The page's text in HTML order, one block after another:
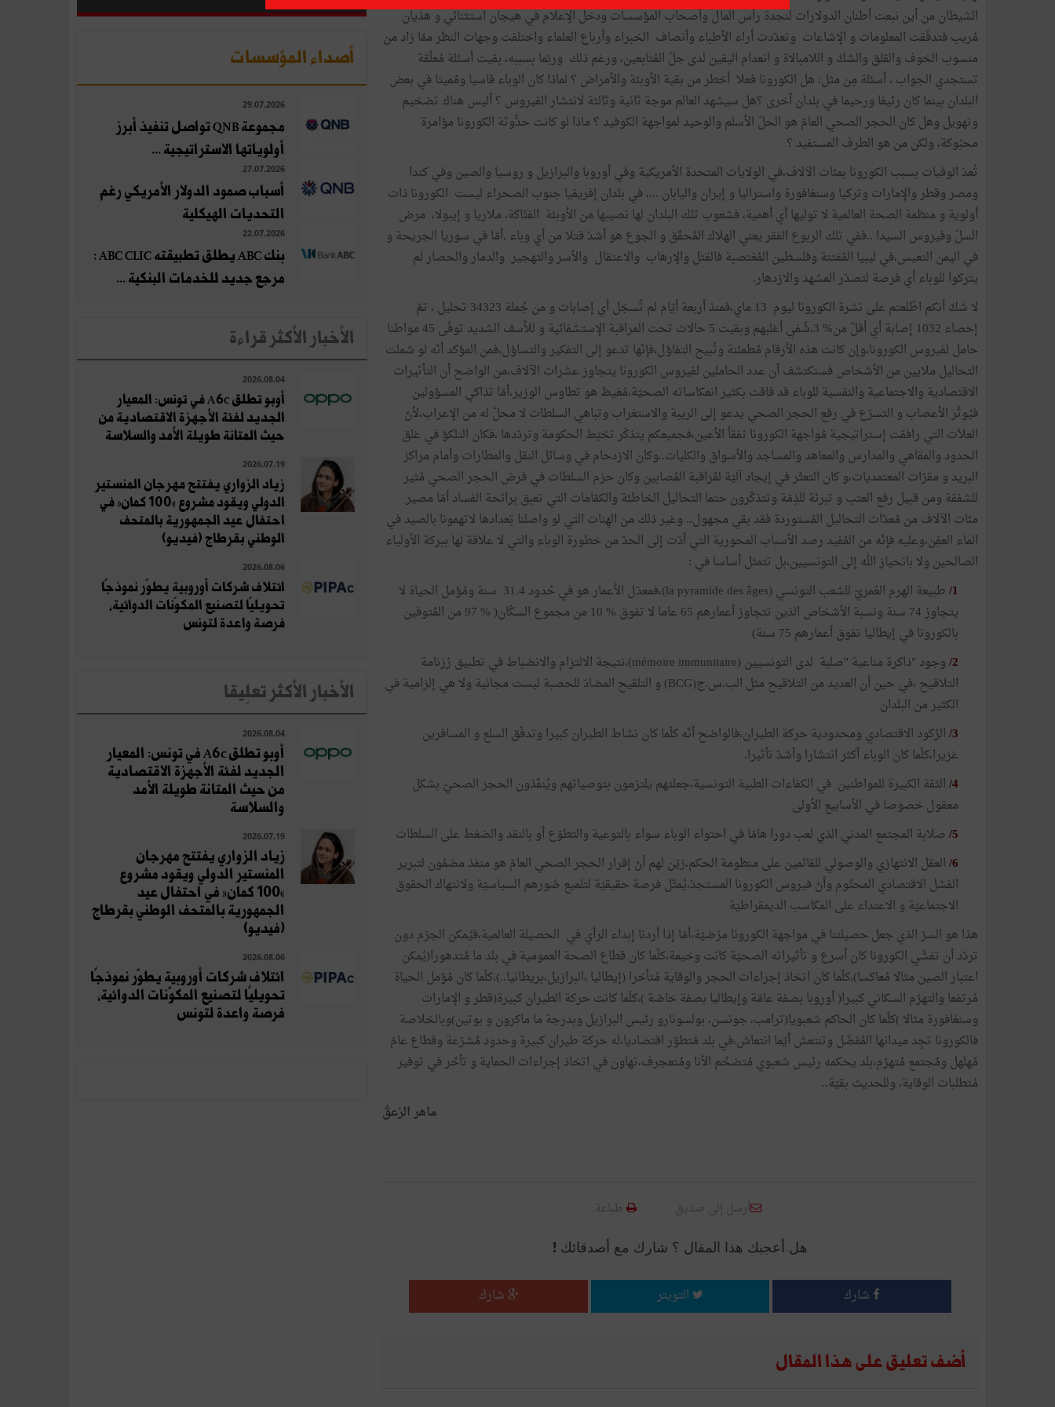
الشيطان من أين نبعت أطنان الدولارات لنجدة رأس المال وأصحاب المؤسسات ودخل الإعلام في هيجان استثنائي و هذيان
مُريب فتدفّقت المعلومات و الإشاعات وتعدّدت أراء الأطباء وأنصاف الخبراء وأرباع العلماء واختلفت وجهات النظر ممّا زاد من
منسوب الخوف والقلق والشكّ و اللامبالاة و انعدام اليقين لدى جلّ المُتابعين، ورغم ذلك وربّما بسببه، بقيت أسئلة مُعلّقة
تستجدي الجواب ، أسئلة مِن مثل: هل الكورونا فعلا أخطر من بقية الأوبئة والأمراض ؟ لماذا كان الوباء قاسيا ومُميتا في بعض
البلدان بينما كان رئيفا ورحيما في بلدان أخرى ؟هل سيشهد العالم موجة ثانية وثالثة لانتشار الفيروس ؟ أليس هناك تضخيم
وتهويل وهل كان الحجر الصحي العامّ هو الحلّ الأسلم والوحيد لمواجهة الكوفيد ؟ ماذا لو كانت حدُّوثة الكورونا مؤامرة
محبُوكة، ولكن من هو الطرف المستفيد ؟
تُعدّ الوفيات بسبب الكورونا بمئات الآلاف،في الولايات المتحدة الأمريكية وفي أوروبا والبرازيل و روسيا والصين وفي كندا
ومصر وقطر والإمارات وتركيا وسنغافورة واستراليا و إيران واليابان ...، في بلدان إفريقيا جنوب الصحراء ليست الكورونا ذات
أولوية و منظمة الصحة العالمية لا توليها أي أهمية، فشعوب تلك البلدان لها نصيبها من الأوبئة الفتّاكة، ملاريا و إيبولا، مرض
السلّ وفيروس السيدا ..ففي تلك الربوع الفقر يعني الهلاك المُحقّق و الجوع هو أشدّ قتلا من أي وباء .أمّا في سوريا الجريحة و
في اليمن التعيس،في ليبيا المُفتتة وفلسطين المُغتصبة فالقتل والإرهاب والاعتقال والأسر والتهجير والدمار والحصار لم
يتركوا للوباء أي فرصة لتصدّر المشهد والازدهار.
لا شكّ أنكم اطّلعتم على نشرة الكورونا ليوم 13 ماي،فمنذ أربعة أيّام لم تُسجّل أي إصابات و من جُملة 34323 تحليل ، تمّ
إحصاء 1032 إصابة أي أقلّ من% 3،شُفي أغلبهم وبقيت 5 حالات تحت المراقبة الإستشفائية و للأسف الشديد توفّى 45 مواطنا
حامل لفيروس الكورونا،وإن كانت هذه الأرقام مُطمئنة وتُبيح التفاؤل،فإنّها تدعو إلى التفكير والتساؤل،فمن المؤكد أنّه لو شملت
التحاليل ملايين من الأشخاص فسنكتشف أن عدد الحاملين لفيروس الكورونا يتجاوز عشرات الآلاف،من الواضح أن التأثيرات
الاقتصادية والاجتماعية والنفسية للوباء قد فاقت بكثير انعكاساته الصحيّة،مُغيظ هو تطاوس الوزير،أمّا تذاكي المسؤولين
فيُوتِّر الأعصاب و التسرّع في رفع الحجر الصحي يدعو إلى الريبة والاستغراب وتباهي السلطات لا محلّ له من الإعراب،لأنّ
العلاّت التي رافقت إستراتيجية مُواجهة الكورونا تفقأ الأعين،فجميعكم يتذكّر تخبّط الحكومة وتردّدها ،فكان التلكؤ في غلق
الحدود والمقاهي والمدارس والمعاهد والمساجد والأسواق والكليات..وكان الازدحام في وسائل النقل والمطارات وأمام مراكز
البريد و مقرّات المعتمديات،و كان التعثّر في إيجاد آليّة لمُراقبة المُصابين وكان حزم السلطات في فرض الحجر الصحي مُثير
للشفقة ومن قبيل رفع العتب و تبرئة للذِمّة وتتذكّرون حتما التحاليل الخاطئة والكمّامات التي تعبق برائحة الفساد أمّا مصير
مئات الآلاف من مُعدّات التحاليل المُستوردة فقد بقي مجهول.. وغير ذلك من الهِنات التي لو واصلنا تِعدادها لاتهمونا بالصيد في
الماء العفِن،وعليه فإنّه من المُفيد رصد الأسباب المحورية التي أدّت إلى الحدّ من خطورة الوباء والتي لا علاقة لها ببركة الأولياء
الصالحين ولا بانحياز الله إلى التونسيين،بل تتمثل أساسا في :
1/
طبيعة الهرم العُمريّ للشعب التونسي (la pyramide des âges)،فمعدّل الأعمار هو في حُدود 31.4 سنة ومُؤمل الحياة لا
يتجاوز 74 سنة ونسبة الأشخاص الذين تتجاوز أعمارهم 65 عاما لا تفوق % 10 من مجموع السكّان( % 97 من المُتوفين
بالكورونا في إيطاليا تفوق أعمارهم 75 سنة)
2/
وجود "ذاكرة مناعية "صلبة لدى التونسيين (mémoire immunitaire)،نتيجة الالتزام والانضباط في تطبيق رُزنامة
التلاقيح ،في حين أن العديد من التلاقيح مثل الب.س.ج(BCG) و التلقيح المضادّ للحصبة ليست مجانية ولا هي إلزامية في
الكثير من البلدان
3/ الرُكود الاقتصادي ومحدودية حركة الطيران،فالواضح أنّه كلّما كان نشاط الطيران كبيرا وتدفّق السلع و المسافرين
غزيرا،كلّما كان الوباء أكثر انتشارا وأشدّ تأثيرا.
4/ الثقة الكبيرة للمواطنين في الكفاءات الطبية التونسية،جعلتهم يلتزمون بتوصياتهم ويُنفّذون الحجر الصحيّ بشكل
معقول خصوصا في الأسابيع الأولى
5/ صلابة المجتمع المدني الذي لعب دورا هامّا في احتواء الوباء سواء بالتوعية والتطوّع أو بالنقد والضغط على السلطات
6/ العقل الانتهازي والوصولي للقائمين على منظومة الحكم،زيّن لهم أنّ إقرار الحجر الصحي العامّ هو منفذ مضمُون لتبرير
الفشل الاقتصادي المحتُوم وأنّ فيروس الكورونا المستجدّ،يُمثّل فرصة حقيقيّة لتلميع صُورهم السياسيّة ولانتهاك الحقوق
الاجتماعيّة و الاعتداء على المكاسب الديمقراطيّة
هذا هو السرّ الذي جعل حصيلتنا في مواجهة الكورونا مرْضيّة،أمّا إذا أردنا إبداء الرأي في الحصيلة العالمية،فيُمكن الجزم دون
تردّد أن تفشّي الكورونا كان أسرع و تأثيراته الصحيّة كانت وخيمة،كلّما كان قطاع الصحة العمومية في بلد ما مُتدهورا(يُمكن
اعتبار الصين مثالا مُعاكسا)،كلّما كان اتخاذ إجراءات الحجر والوقاية مُتأخرا (إيطاليا ،البرازيل،بريطانيا..)،كلّما كان مُؤمل الحياة
مُرتفعا والتهرّم السكاني كبيرا( أوروبا بصفة عامّة وإيطاليا بصفة خاصّة )،كلّما كانت حركة الطيران كبيرة(قطر و الإمارات
وسنغافورة مثالا )كلّما كان الحاكم شعبويا(ترامب، جونسن، بولسونارو رئيس البرازيل وبدرجة ما ماكرون و بوتين)وبالخلاصة
فالكورونا تجِد ميدانها المُفضّل وتنتعش أيّما انتعاش،في بلد مُتطوّر اقتصاديا،له حركة طيران كبيرة وحدود مُشرّعة وقطاع عامّ
مُهلهل ومُجتمع مُتهرّم،بلد يحكمه رئيس شعبوي مُتضخّم الأنا ومُتعجرف،تهاون في اتخاذ إجراءات الحماية و تأخّر في توفير
مُتطلبات الوقاية، وللحديث بقيّة..
ماهر الزعڨ
أرسل إلى صديق طباعة
هل أعجبك هذا المقال ؟ شارك مع أصدقائك !
شارك التويتر شارك
أضف تعليق على هذا المقال
أصداء المؤسسات
29.07.2026
مجموعة QNB تواصل تنفيذ أبرز
أولوياتها الاستراتيجية ...
27.07.2026
أسباب صمود الدولار الأمريكي رغم
التحديات الهيكلية
22.07.2026
بنك ABC يطلق تطبيقته ABC CLIC :
مرجع جديد للخدمات البنكية ...
الأخبار الأكثر قراءة
2026.08.04
أوبو تطلق A6c في تونس: المعيار
الجديد لفئة الأجهزة الاقتصادية من
حيث المتانة طويلة الأمد والسلاسة
2026.07.19
زياد الزواري يفتتح مهرجان المنستير
الدولي ويقود مشروع «100 كمان» في
احتفال عيد الجمهورية بالمتحف
الوطني بقرطاج (فيديو)
2026.08.06
ائتلاف شركات أوروبية يطوّر نموذجًا
تحويليًا لتصنيع المكوّنات الدوائية،
فرصة واعدة لتونس
الأخبار الأكثر تعلِيقا
2026.08.04
أوبو تطلق A6c في تونس: المعيار
الجديد لفئة الأجهزة الاقتصادية
من حيث المتانة طويلة الأمد
والسلاسة
2026.07.19
زياد الزواري يفتتح مهرجان
المنستير الدولي ويقود مشروع
«100 كمان» في احتفال عيد
الجمهورية بالمتحف الوطني بقرطاج
(فيديو)
2026.08.06
ائتلاف شركات أوروبية يطوّر نموذجًا
تحويليًا لتصنيع المكوّنات الدوائية،
فرصة واعدة لتونس